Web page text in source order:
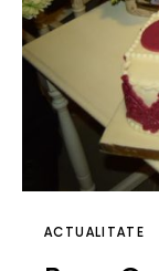
ACTUALITATE